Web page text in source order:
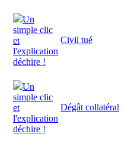
Un
simple clic
et
l'explication
déchire !
Civil tué
Un
simple clic
et
l'explication
déchire !
Dégât collatéral